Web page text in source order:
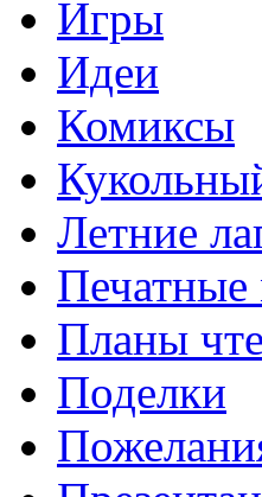
Игры
Идеи
Комиксы
Летние
Печатные
Планы
Поделки